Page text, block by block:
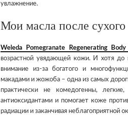
увлажнение.
Мои масла после
Weleda Pomegranate Regenerating Body
возрастной увядающей кожи. И хотя до
внимание из-за богатого и
макадами и жожоба – одна из самых
практически не комедогенны,
антиоксидантами и помогает коже
радиации и заканчивая неблагоприятной